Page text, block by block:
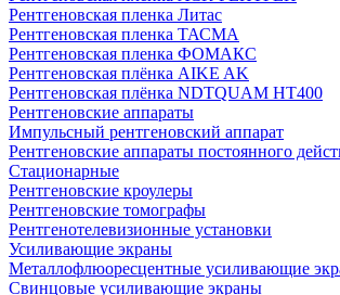
Рентгеновская пленка Литас
Рентгеновская пленка ТАСМА
Рентгеновская пленка ФОМАКС
Рентгеновская плёнка AIKE AK
Рентгеновская плёнка NDTQUAM HT400
Рентгеновские аппараты
Импульсный рентгеновский аппарат
Рентгеновские аппараты постоянного
Стационарные
Рентгеновские кроулеры
Рентгеновские томографы
Рентгенотелевизионные установки
Усиливающие экраны
Металлофлюоресцентные усиливающие
Свинцовые усиливающие экраны